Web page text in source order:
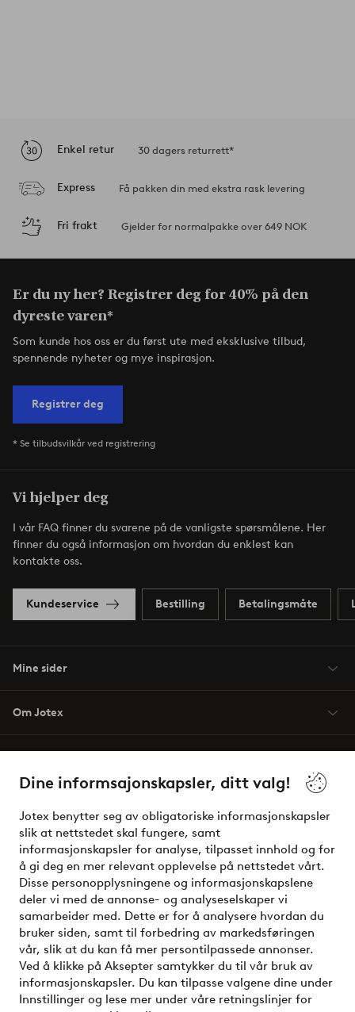
Dine informsajonskapsler, ditt valg!
Jotex benytter seg av obligatoriske informasjonskapsler
slik at nettstedet skal fungere, samt
informasjonskapsler for analyse, tilpasset innhold og for
å gi deg en mer relevant opplevelse på nettstedet vårt.
Disse personopplysningene og informasjonskapslene
deler vi med de annonse- og analyseselskaper vi
samarbeider med. Dette er for å analysere hvordan du
bruker siden, samt til forbedring av markedsføringen
vår, slik at du kan få mer persontilpassede annonser.
Ved å klikke på Aksepter samtykker du til vår bruk av
informasjonskapsler. Du kan tilpasse valgene dine under
Innstillinger og lese mer under våre retningslinjer for
Enkel retur 30 dagers returrett*
Express Få pakken din med ekstra rask levering
Fri frakt Gjelder for normalpakke over 649 NOK
Er du ny her? Registrer deg for 40% på den
dyreste varen*
Som kunde hos oss er du først ute med eksklusive tilbud,
spennende nyheter og mye inspirasjon.
Registrer deg
* Se tilbudsvilkår ved registrering
Vi hjelper deg
I vår FAQ finner du svarene på de vanligste spørsmålene. Her
finner du også informasjon om hvordan du enklest kan
kontakte oss.
Kundeservice Bestilling Betalingsmåte
Mine sider
Om Jotex
Venner
Sikre betalinger - Betal direkte eller del opp
Vil du vite mer om våre betalingsalternativer?
elpy